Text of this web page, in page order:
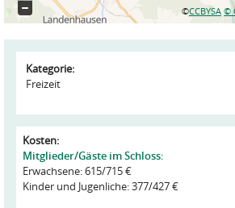
©CCBYSA ©
Kategorie:
Freizeit
Kosten:
Mitglieder/Gäste im Schloss:
Erwachsene: 615/715 €
Kinder und Jugenliche: 377/427 €